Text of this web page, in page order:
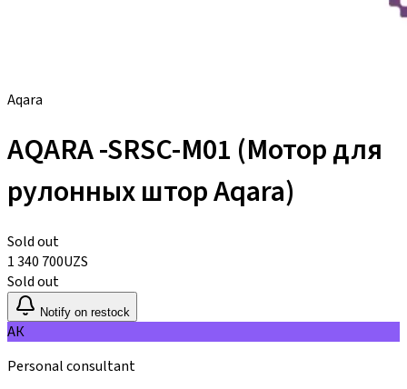
Aqara
AQARA -SRSC-M01 (Мотор для
рулонных штор Aqara)
Sold out
1 340 700UZS
Sold out
Notify on restock
АК
Personal consultant